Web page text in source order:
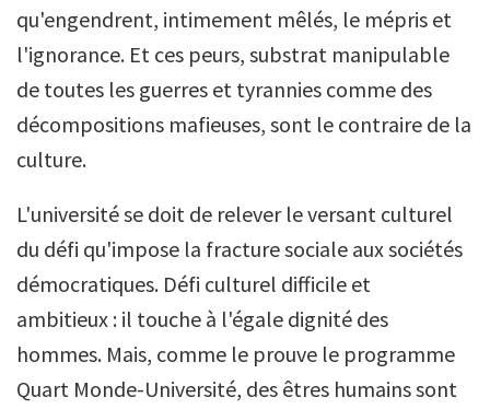
qu'engendrent, intimement mêlés, le mépris et
l'ignorance. Et ces peurs, substrat manipulable
de toutes les guerres et tyrannies comme des
décompositions mafieuses, sont le contraire de la
culture.
L'université se doit de relever le versant culturel
du défi qu'impose la fracture sociale aux sociétés
démocratiques. Défi culturel difficile et
ambitieux : il touche à l'égale dignité des
hommes. Mais, comme le prouve le programme
Quart Monde-Université, des êtres humains sont